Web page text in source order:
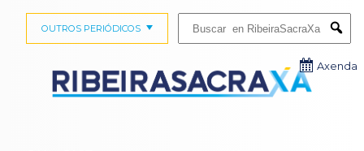
OUTROS PERIÓDICOS
Axenda